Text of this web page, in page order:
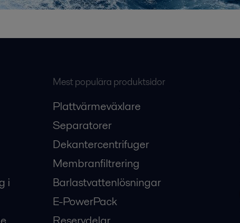
i
Mest populära produktsidor
Plattvärmeväxlare
Separatorer
Dekantercentrifuger
Membranfiltrering
Barlastvattenlösningar
E-PowerPack